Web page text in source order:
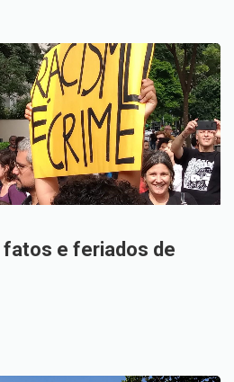
fatos e feriados de